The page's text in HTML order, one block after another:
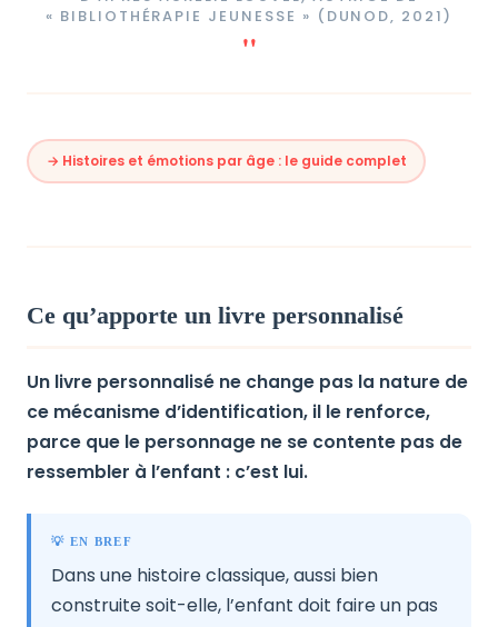
« BIBLIOTHÉRAPIE JEUNESSE » (DUNOD, 2021)
→ Histoires et émotions par âge : le guide complet
Ce qu’apporte un livre personnalisé
Un livre personnalisé ne change pas la nature de
ce mécanisme d’identification, il le renforce,
parce que le personnage ne se contente pas de
ressembler à l’enfant : c’est lui.
💡 EN BREF
Dans une histoire classique, aussi bien
construite soit-elle, l’enfant doit faire un pas